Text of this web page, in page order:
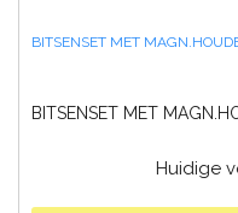
BITSENSET MET
BITSENSET MET
Huidige